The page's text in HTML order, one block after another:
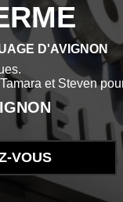
D'AVIGNON
et Steven
VOUS